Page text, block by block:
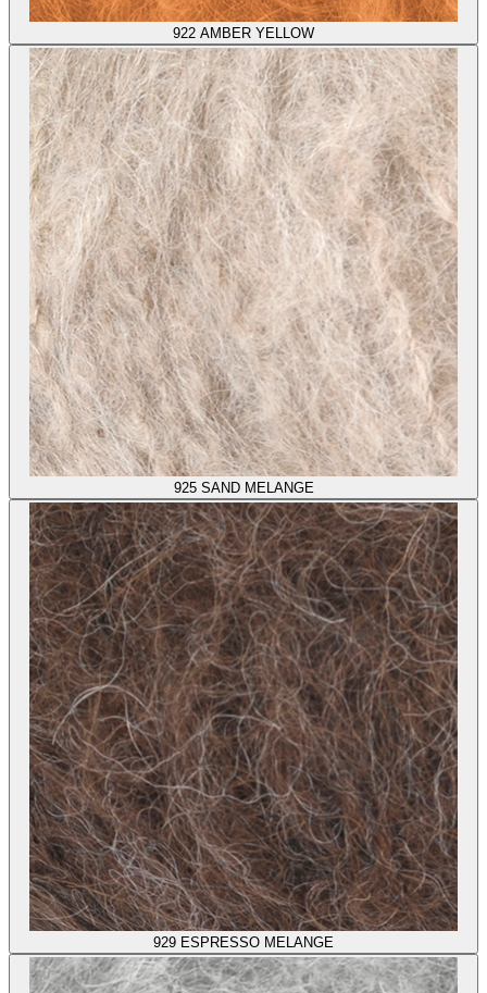
922 AMBER YELLOW
925 SAND MELANGE
929 ESPRESSO MELANGE